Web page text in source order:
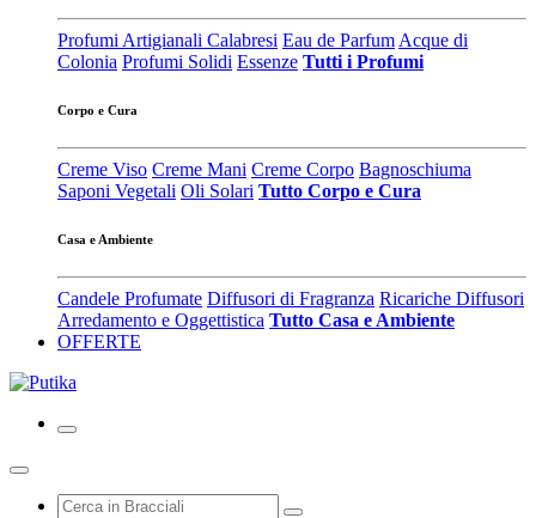
Profumi Artigianali Calabresi Eau de ParfumAcque di
Colonia Profumi Solidi Essenze Tutti i Profumi
Corpo e Cura
Creme Viso Creme Mani Creme Corpo Bagnoschiuma
Saponi Vegetali Oli Solari Tutto Corpo e Cura
Casa e Ambiente
Candele Profumate Diffusori di Fragranza Ricariche Diffusori
Arredamento e Oggettistica Tutto Casa e Ambiente
OFFERTE